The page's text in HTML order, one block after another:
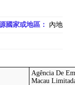
國家或地區： 內地
Agência De
Macau